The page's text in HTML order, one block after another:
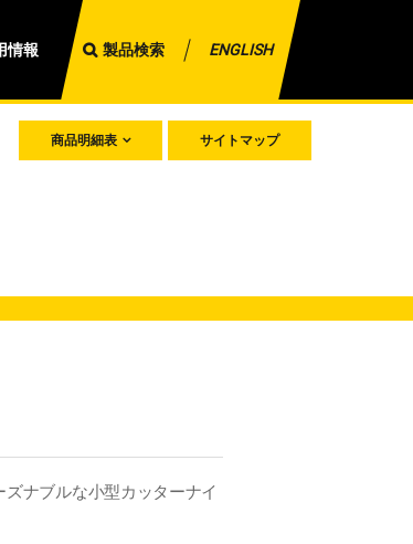
情報 製品検索 ENGLISH
商品明細表 サイトマップ
ナブルな小型カッターナイ